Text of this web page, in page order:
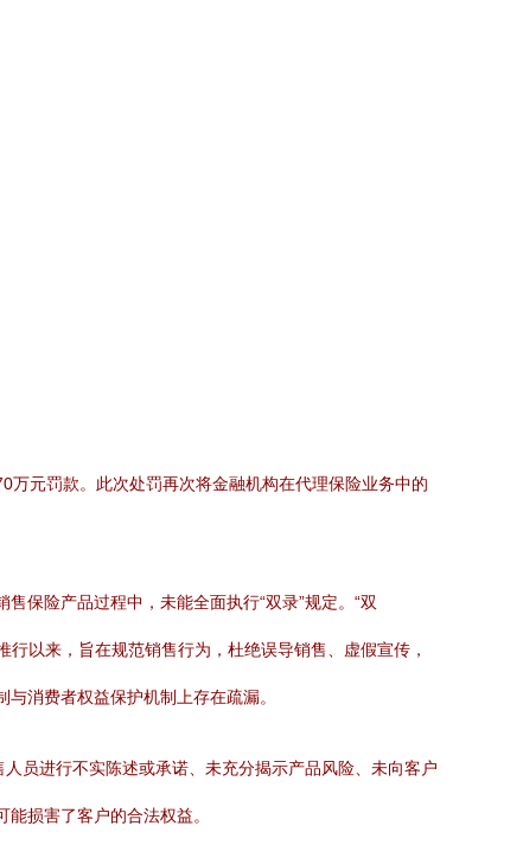
元罚款。此次处罚再次将金融机构在代理保险业务中的
保险产品过程中，未能全面执行“双录”规定。“双
以来，旨在规范销售行为，杜绝误导销售、虚假宣传，
消费者权益保护机制上存在疏漏。
员进行不实陈述或承诺、未充分揭示产品风险、未向客户
损害了客户的合法权益。